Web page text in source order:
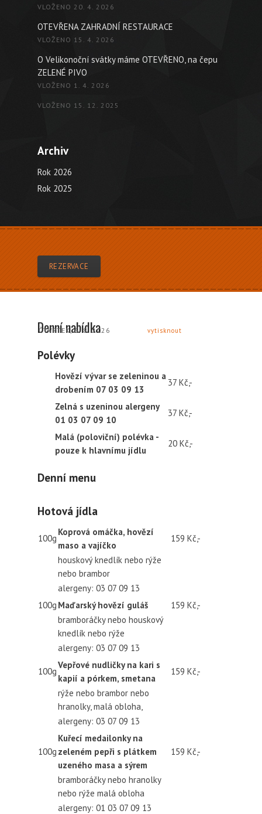
VLOŽENO 20. 4. 2026
OTEVŘENA ZAHRADNÍ RESTAURACE
VLOŽENO 15. 4. 2026
O Velikonoční svátky máme OTEVŘENO, na čepu
ZELENÉ PIVO
VLOŽENO 1. 4. 2026
VLOŽENO 15. 12. 2025
Archiv
Rok 2026
Rok 2025
REZERVACE
Denní nabídka
ČTVRTEK, 6. 8. 2026 vytisknout
Polévky
Hovězí vývar se zeleninou a
drobením 07 03 09 13
37 Kč,-
Zelná s uzeninou alergeny
01 03 07 09 10
37 Kč,-
Malá (poloviční) polévka -
pouze k hlavnímu jídlu
20 Kč,-
Denní menu
Hotová jídla
100g
Koprová omáčka, hovězí
maso a vajíčko
159 Kč,-
houskový knedlík nebo rýže
nebo brambor
alergeny: 03 07 09 13
100g Maďarský hovězí guláš
159 Kč,-
bramboráčky nebo houskový
knedlík nebo rýže
alergeny: 03 07 09 13
100g
Vepřové nudličky na kari s
kapií a pórkem, smetana
159 Kč,-
rýže nebo brambor nebo
hranolky, malá obloha,
alergeny: 03 07 09 13
100g
Kuřecí medailonky na
zeleném pepři s plátkem
uzeného masa a sýrem
159 Kč,-
bramboráčky nebo hranolky
nebo rýže malá obloha
alergeny: 01 03 07 09 13